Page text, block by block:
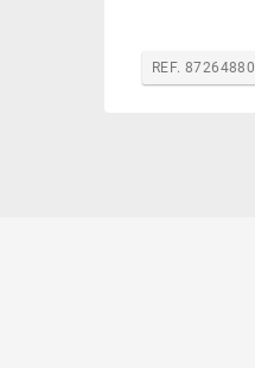
REF. 87264880